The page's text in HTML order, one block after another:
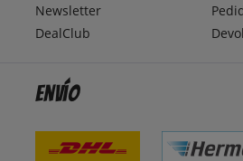
Newsletter
DealClub
Envío